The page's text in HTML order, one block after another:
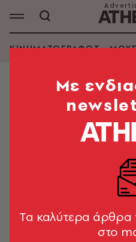
ΚΙΝΗΜΑΤΟΓΡΑΦΟΣ
ALISON MOORE
ΑΝΑΖΗΤΗΣΗ
Mε
Tα καλύτερα άρθρα
στο